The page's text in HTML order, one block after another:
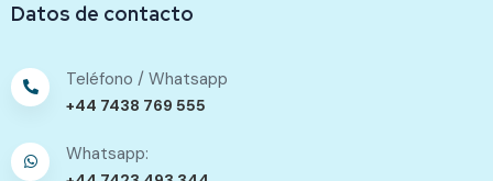
Datos de contacto
Teléfono / Whatsapp
+44 7438 769 555
Whatsapp: